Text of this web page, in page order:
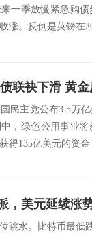
一季放慢紧急购
涨。反倒是英镑在
联袂下滑 黄
民主党公布3.5万
，绿色公用事业
得135亿美元的资
，美元延续涨
跳水。比特币最低